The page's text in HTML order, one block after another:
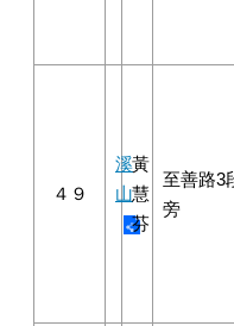
４９
溪
山
黃
慧
芬
至善路3
旁